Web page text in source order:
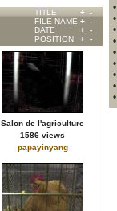
TITLE + -
FILE NAME + -
DATE
+ -
POSITION
+ -
Salon de l'agriculture
1586 views
papayinyang
•
•
•
•